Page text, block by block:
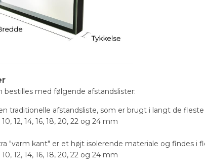
bestilles med følgende afstandslister:
traditionelle afstandsliste, som er brugt i langt de
12, 14, 16, 18, 20, 22 og 24 mm
"varm kant" er et højt isolerende materiale og findes i
12, 14, 16, 18, 20, 22 og 24 mm